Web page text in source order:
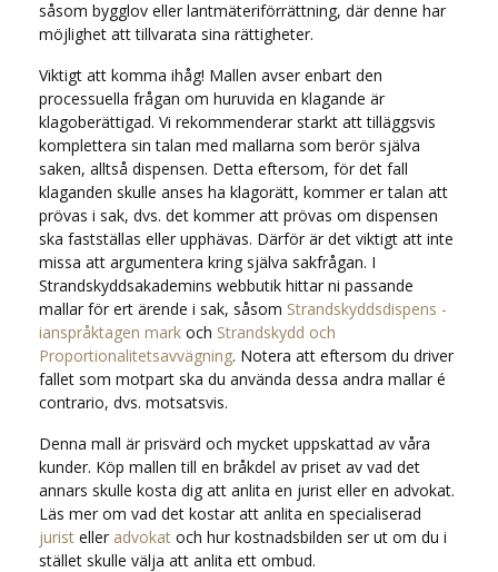
såsom bygglov eller lantmäteriförrättning, där denne har
möjlighet att tillvarata sina rättigheter.
Viktigt att komma ihåg! Mallen avser enbart den
processuella frågan om huruvida en klagande är
klagoberättigad. Vi rekommenderar starkt att tilläggsvis
komplettera sin talan med mallarna som berör själva
saken, alltså dispensen. Detta eftersom, för det fall
klaganden skulle anses ha klagorätt, kommer er talan att
prövas i sak, dvs. det kommer att prövas om dispensen
ska fastställas eller upphävas. Därför är det viktigt att inte
missa att argumentera kring själva sakfrågan. I
Strandskyddsakademins webbutik hittar ni passande
mallar för ert ärende i sak, såsom Strandskyddsdispens -
ianspråktagen mark och Strandskydd och
Proportionalitetsavvägning. Notera att eftersom du driver
fallet som motpart ska du använda dessa andra mallar é
contrario, dvs. motsatsvis.
Denna mall är prisvärd och mycket uppskattad av våra
kunder. Köp mallen till en bråkdel av priset av vad det
annars skulle kosta dig att anlita en jurist eller en advokat.
Läs mer om vad det kostar att anlita en specialiserad
jurist eller advokat och hur kostnadsbilden ser ut om du i
stället skulle välja att anlita ett ombud.